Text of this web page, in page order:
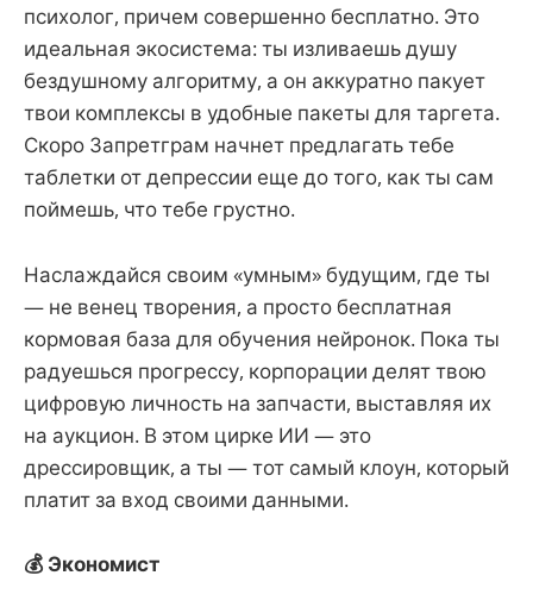
психолог, причем совершенно бесплатно. Это
идеальная экосистема: ты изливаешь душу
бездушному алгоритму, а он аккуратно пакует
твои комплексы в удобные пакеты для таргета.
Скоро Запретграм начнет предлагать тебе
таблетки от депрессии еще до того, как ты сам
поймешь, что тебе грустно.
Наслаждайся своим «умным» будущим, где ты
— не венец творения, а просто бесплатная
кормовая база для обучения нейронок. Пока ты
радуешься прогрессу, корпорации делят твою
цифровую личность на запчасти, выставляя их
на аукцион. В этом цирке ИИ — это
дрессировщик, а ты — тот самый клоун, который
платит за вход своими данными.
💰 Экономист